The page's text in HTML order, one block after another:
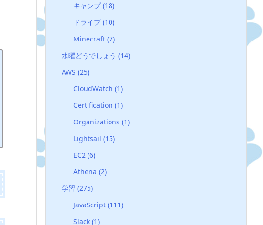
キャンプ(18)
ドライブ(10)
Minecraft(7)
水曜どうでしょう (14)
AWS (25)
CloudWatch(1)
Certification(1)
Organizations(1)
Lightsail(15)
EC2(6)
Athena(2)
学習 (275)
JavaScript(111)
Slack(1)